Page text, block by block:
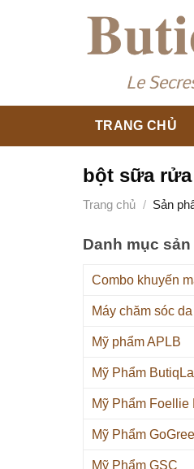
TRANG CHỦ
bột sữa
Trang chủ / Sản
Danh mục sản
Combo khuyến
Máy chăm sóc da
Mỹ phẩm APLB
Mỹ Phẩm
Mỹ Phẩm Foellie
Mỹ Phẩm
Mỹ Phẩm GSC